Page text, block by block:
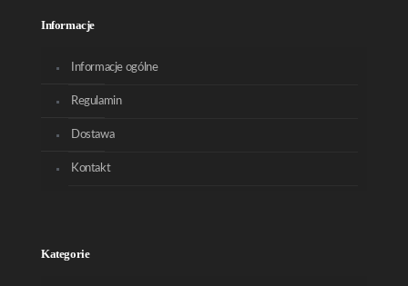
Informacje
Informacje ogólne
Regulamin
Dostawa
Kontakt
Kategorie